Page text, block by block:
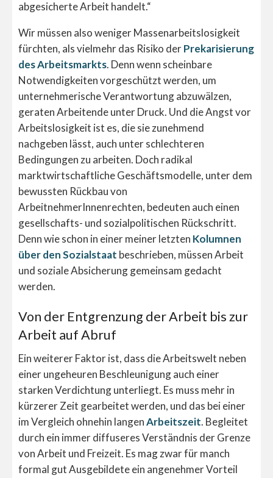
abgesicherte Arbeit handelt.“
Wir müssen also weniger Massenarbeitslosigkeit
fürchten, als vielmehr das Risiko derPrekarisierung
des Arbeitsmarkts. Denn wenn scheinbare
Notwendigkeiten vorgeschützt werden, um
unternehmerische Verantwortung abzuwälzen,
geraten Arbeitende unter Druck. Und die Angst vor
Arbeitslosigkeit ist es, die sie zunehmend
nachgeben lässt, auch unter schlechteren
Bedingungen zu arbeiten. Doch radikal
marktwirtschaftliche Geschäftsmodelle, unter dem
bewussten Rückbau von
ArbeitnehmerInnenrechten, bedeuten auch einen
gesellschafts- und sozialpolitischen Rückschritt.
Denn wie schon in einer meiner letzten Kolumnen
über den Sozialstaat beschrieben, müssen Arbeit
und soziale Absicherung gemeinsam gedacht
werden.
Von der Entgrenzung der Arbeit bis zur
Arbeit auf Abruf
Ein weiterer Faktor ist, dass die Arbeitswelt neben
einer ungeheuren Beschleunigung auch einer
starken Verdichtung unterliegt. Es muss mehr in
kürzerer Zeit gearbeitet werden, und das bei einer
im Vergleich ohnehin langenArbeitszeit. Begleitet
durch ein immer diffuseres Verständnis der Grenze
von Arbeit und Freizeit. Es mag zwar für manch
formal gut Ausgebildete ein angenehmer Vorteil